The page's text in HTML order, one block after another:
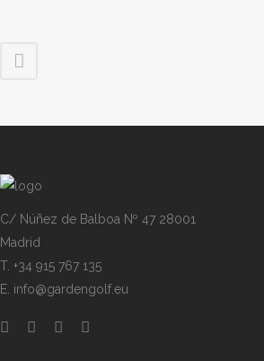
C/ Núñez de Balboa Nº 47 28001
Madrid
T. +34 915 767 135
E. info@gardengolf.eu